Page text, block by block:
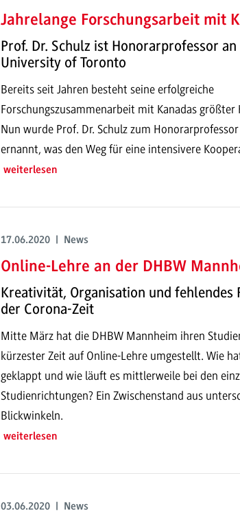
Jahrelange Forschungsarbeit mit
Prof. Dr. Schulz ist Honorarprofessor an
University of Toronto
Bereits seit Jahren besteht seine erfolgreiche
Forschungszusammenarbeit mit Kanadas größter
Nun wurde Prof. Dr. Schulz zum
ernannt, was den Weg für eine intensivere
weiterlesen
17.06.2020 | News
Online-Lehre an der DHBW
Kreativität, Organisation und fehlendes
der Corona-Zeit
Mitte März hat die DHBW Mannheim ihren
kürzester Zeit auf Online-Lehre umgestellt. Wie
geklappt und wie läuft es mittlerweile bei den
Studienrichtungen? Ein Zwischenstand aus
Blickwinkeln.
weiterlesen
03.06.2020 | News